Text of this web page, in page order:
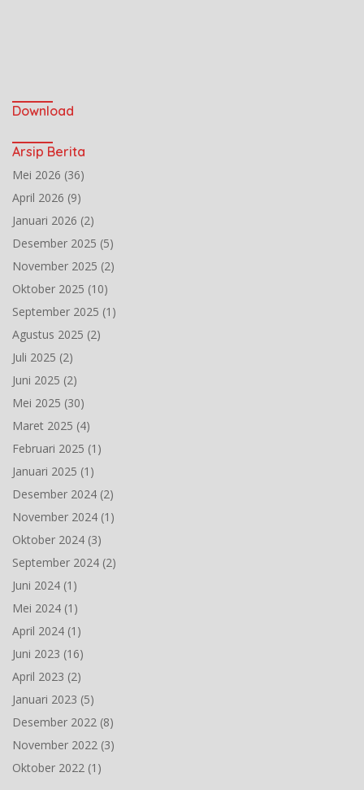
Download
Arsip Berita
Mei 2026 (36)
April 2026 (9)
Januari 2026 (2)
Desember 2025 (5)
November 2025 (2)
Oktober 2025 (10)
September 2025 (1)
Agustus 2025 (2)
Juli 2025 (2)
Juni 2025 (2)
Mei 2025 (30)
Maret 2025 (4)
Februari 2025 (1)
Januari 2025 (1)
Desember 2024 (2)
November 2024 (1)
Oktober 2024 (3)
September 2024 (2)
Juni 2024 (1)
Mei 2024 (1)
April 2024 (1)
Juni 2023 (16)
April 2023 (2)
Januari 2023 (5)
Desember 2022 (8)
November 2022 (3)
Oktober 2022 (1)